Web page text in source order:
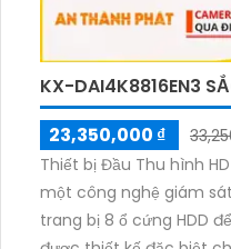
KX-DAI4K8816EN3
23,350,000 ₫
Thiết bị Đầu Thu hình HD
một công nghệ giám
trang bị 8 ổ cứng HDD